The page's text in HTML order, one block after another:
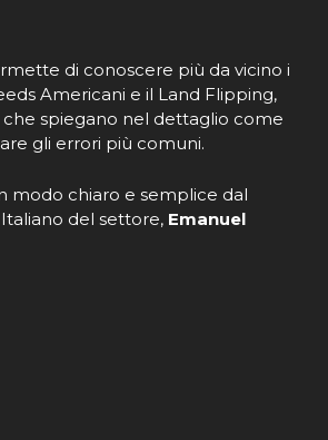
di conoscere più da vicino i
Americani e il Land Flipping,
che spiegano nel dettaglio come
gli errori più comuni.
modo chiaro e semplice dal
del settore, Emanuel